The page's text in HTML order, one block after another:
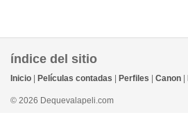
índice del sitio
Inicio Películas contadas Perfiles Canon
© 2026 Dequevalapeli.com